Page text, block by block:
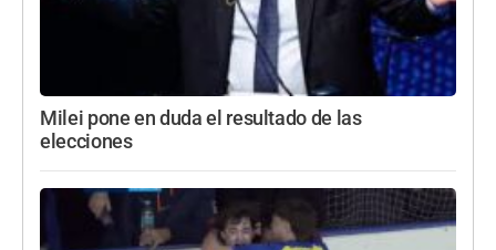
Milei pone en duda el resultado de las
elecciones